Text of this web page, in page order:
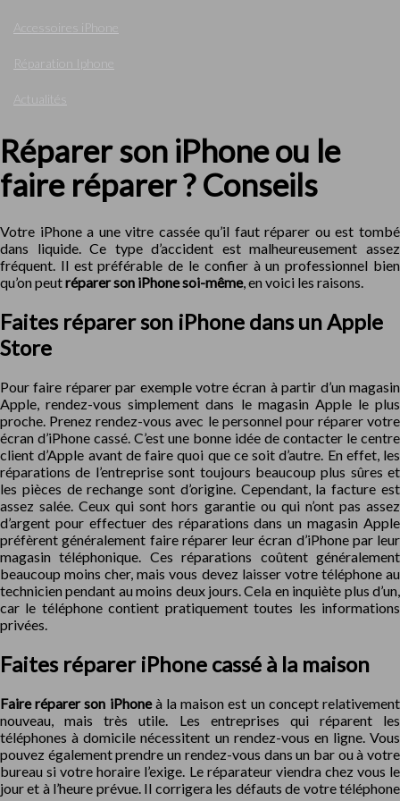
Accessoires iPhone
Réparation Iphone
Actualités
Réparer son iPhone ou le
faire réparer ? Conseils
Votre iPhone a une vitre cassée qu’il faut réparer ou est tombé
dans liquide. Ce type d’accident est malheureusement assez
fréquent. Il est préférable de le confier à un professionnel bien
qu’on peutréparer son iPhone soi-même, en voici les raisons.
Faites réparer son iPhone dans un Apple
Store
Pour faire réparer par exemple votre écran à partir d’un magasin
Apple, rendez-vous simplement dans le magasin Apple le plus
proche. Prenez rendez-vous avec le personnel pour réparer votre
écran d’iPhone cassé. C’est une bonne idée de contacter le centre
client d’Apple avant de faire quoi que ce soit d’autre. En effet, les
réparations de l’entreprise sont toujours beaucoup plus sûres et
les pièces de rechange sont d’origine. Cependant, la facture est
assez salée. Ceux qui sont hors garantie ou qui n’ont pas assez
d’argent pour effectuer des réparations dans un magasin Apple
préfèrent généralement faire réparer leur écran d’iPhone par leur
magasin téléphonique. Ces réparations coûtent généralement
beaucoup moins cher, mais vous devez laisser votre téléphone au
technicien pendant au moins deux jours. Cela en inquiète plus d’un,
car le téléphone contient pratiquement toutes les informations
privées.
Faites réparer iPhone cassé à la maison
Faire réparer son iPhoneà la maison est un concept relativement
nouveau, mais très utile. Les entreprises qui réparent les
téléphones à domicile nécessitent un rendez-vous en ligne. Vous
pouvez également prendre un rendez-vous dans un bar ou à votre
bureau si votre horaire l’exige. Le réparateur viendra chez vous le
jour et à l’heure prévue. Il corrigera les défauts de votre téléphone